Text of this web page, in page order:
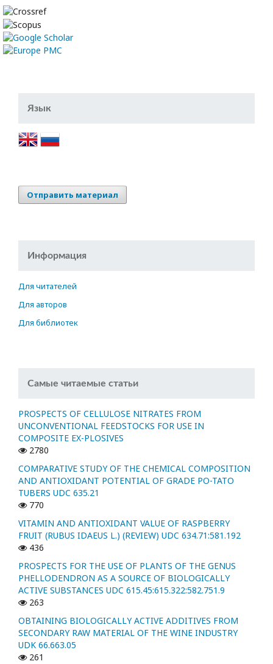
Язык
Отправить материал
Информация
Для читателей
Для авторов
Для библиотек
Самые читаемые статьи
PROSPECTS OF CELLULOSE NITRATES FROM
UNCONVENTIONAL FEEDSTOCKS FOR USE IN
COMPOSITE EX-PLOSIVES
2780
COMPARATIVE STUDY OF THE CHEMICAL COMPOSITION
AND ANTIOXIDANT POTENTIAL OF GRADE PO-TATO
TUBERS UDC 635.21
770
VITAMIN AND ANTIOXIDANT VALUE OF RASPBERRY
FRUIT (RUBUS IDAEUS L.) (REVIEW) UDC 634.71:581.192
436
PROSPECTS FOR THE USE OF PLANTS OF THE GENUS
PHELLODENDRON AS A SOURCE OF BIOLOGICALLY
ACTIVE SUBSTANCES UDC 615.45:615.322:582.751.9
263
OBTAINING BIOLOGICALLY ACTIVE ADDITIVES FROM
SECONDARY RAW MATERIAL OF THE WINE INDUSTRY
UDK 66.663.05
261